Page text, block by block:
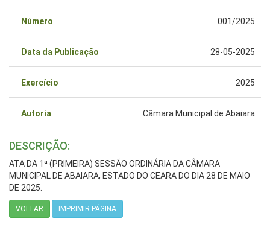
Número 001/2025
Data da Publicação 28-05-2025
Exercício 2025
Autoria Câmara Municipal de Abaiara
DESCRIÇÃO:
ATA DA 1ª (PRIMEIRA) SESSÃO ORDINÁRIA DA CÂMARA
MUNICIPAL DE ABAIARA, ESTADO DO CEARA DO DIA 28 DE MAIO
DE 2025.
VOLTAR IMPRIMIR PÁGINA